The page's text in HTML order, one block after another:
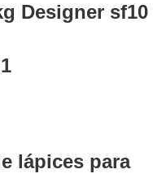
Designer sf10
lápices para